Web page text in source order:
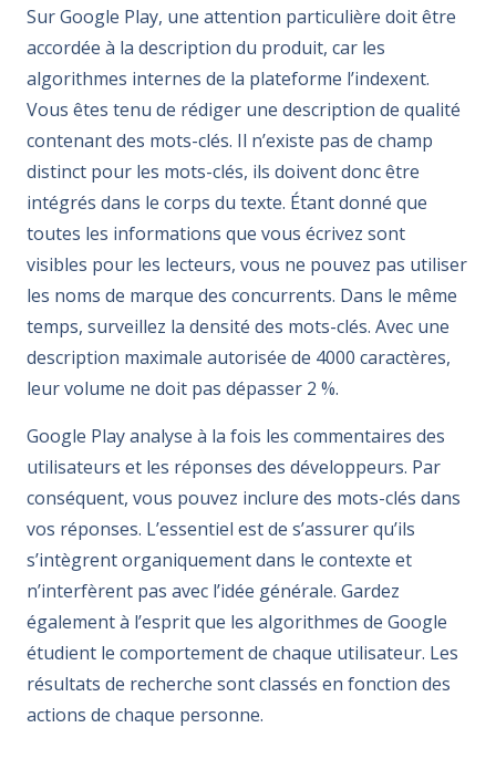
Sur Google Play, une attention particulière doit être
accordée à la description du produit, car les
algorithmes internes de la plateforme l’indexent.
Vous êtes tenu de rédiger une description de qualité
contenant des mots-clés. Il n’existe pas de champ
distinct pour les mots-clés, ils doivent donc être
intégrés dans le corps du texte. Étant donné que
toutes les informations que vous écrivez sont
visibles pour les lecteurs, vous ne pouvez pas utiliser
les noms de marque des concurrents. Dans le même
temps, surveillez la densité des mots-clés. Avec une
description maximale autorisée de 4000 caractères,
leur volume ne doit pas dépasser 2 %.
Google Play analyse à la fois les commentaires des
utilisateurs et les réponses des développeurs. Par
conséquent, vous pouvez inclure des mots-clés dans
vos réponses. L’essentiel est de s’assurer qu’ils
s’intègrent organiquement dans le contexte et
n’interfèrent pas avec l’idée générale. Gardez
également à l’esprit que les algorithmes de Google
étudient le comportement de chaque utilisateur. Les
résultats de recherche sont classés en fonction des
actions de chaque personne.